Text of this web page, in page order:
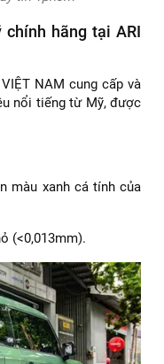
hãng tại ARI
NAM cung cấp và
nổi tiếng từ Mỹ, được